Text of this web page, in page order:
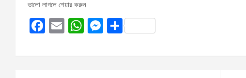
ভালো লাগলে শেয়ার করুন
F
ce
E
ail
W
at
M
se
S
ar